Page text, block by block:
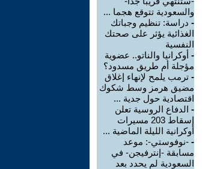
والسعودية تتوقع هجما ...
- دراسة: تنظيم وجباتك
الغذائية يؤثر على صحتك
النفسية
- أوكرانيا والناتو.. عضوية
مؤجلة أم طريق مسدود؟
- ترمب يلمح لإنهاء إغلاق
مضيق هرمز وسط شكوك
اقتصادية حول جدية ...
- الدفاع الروسية تعلن
إسقاط 203 مسيرات
أوكرانية الليلة الماضية ...
- -نوفوستي-: موعد
مسابقة -إنترفيجن- في
السعودية لم يحدد بعد